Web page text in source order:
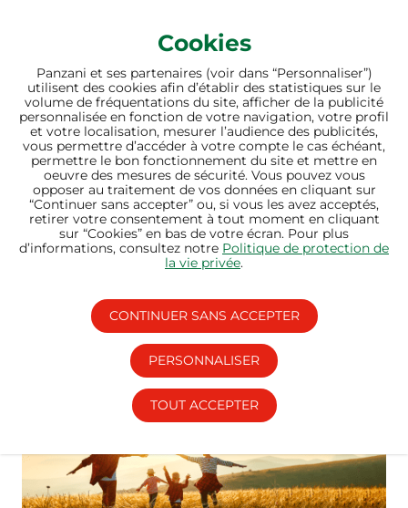
Cookies
Panzani et ses partenaires (voir dans “Personnaliser”)
utilisent des cookies afin d’établir des statistiques sur le
volume de fréquentations du site, afficher de la publicité
personnalisée en fonction de votre navigation, votre profil
et votre localisation, mesurer l’audience des publicités,
vous permettre d’accéder à votre compte le cas échéant,
permettre le bon fonctionnement du site et mettre en
oeuvre des mesures de sécurité. Vous pouvez vous
opposer au traitement de vos données en cliquant sur
“Continuer sans accepter” ou, si vous les avez acceptés,
retirer votre consentement à tout moment en cliquant
sur “Cookies” en bas de votre écran. Pour plus
d’informations, consultez notre Politique de protection de
la vie privée.
CONTINUER SANS ACCEPTER
PERSONNALISER
TOUT ACCEPTER
Panzani a fait le choix d’afficher le Nutriscore sur ses
produits depuis 2019. Un objectif clair à 2025 : 95 % de
nos produits en Nutriscore A – B